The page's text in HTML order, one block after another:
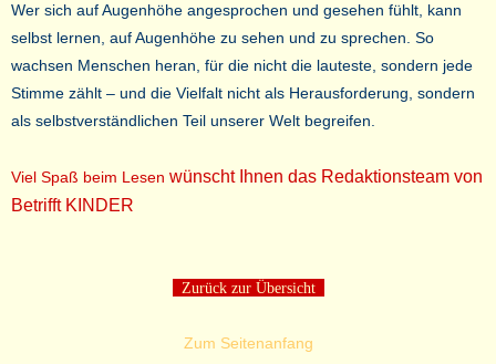
Wer sich auf Augenhöhe angesprochen und gesehen fühlt, kann
selbst lernen, auf Augenhöhe zu sehen und zu sprechen. So
wachsen Menschen heran, für die nicht die lauteste, sondern jede
Stimme zählt – und die Vielfalt nicht als Herausforderung, sondern
als selbstverständlichen Teil unserer Welt begreifen.
Viel Spaß beim Lesen wünscht Ihnen das Redaktionsteam von
Betrifft KINDER
Zurück zur Übersicht
Zum Seitenanfang